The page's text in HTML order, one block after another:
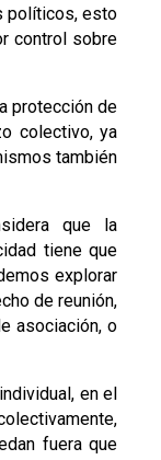
políticos, esto
control sobre
protección de
colectivo, ya
también
que la
tiene que
explorar
de reunión,
asociación, o
en el
fuera que